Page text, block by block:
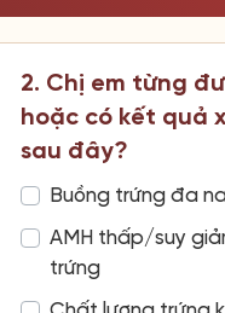
2. Chị em từng
hoặc có kết quả
sau đây?
Buồng trứng đa
AMH thấp/suy
trứng